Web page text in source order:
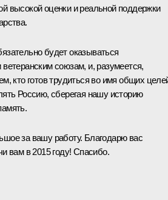
высокой оценки и реальной поддержки
будет оказываться
союзам, и, разумеется,
кто готов трудиться во имя общих
Россию, сберегая нашу историю
за вашу работу. Благодарю вас
вам в 2015 году! Спасибо.